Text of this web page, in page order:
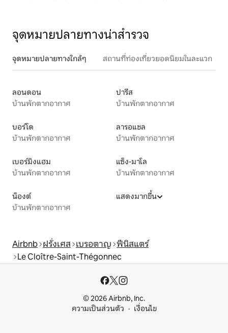
จุดหมายปลายทางน่าสำรวจ
จุดหมายปลายทางใกล้ๆ สถานที่ท่องเที่ยวยอดนิยมในละแวก
ลอนดอน
บ้านพักตากอากาศ
ปารีส
บ้านพักตากอากาศ
บอร์โด
บ้านพักตากอากาศ
ลารอแชล
บ้านพักตากอากาศ
เบอร์มิงแฮม
บ้านพักตากอากาศ
แซ็ง-มาโล
บ้านพักตากอากาศ
น็องต์
บ้านพักตากอากาศ
แสดงมากขึ้น
Airbnb ฝรั่งเศส เบรอตาญ ฟีนิสแตร์
Le Cloître-Saint-Thégonnec
© 2026 Airbnb, Inc.
ความเป็นส่วนตัว
เงื่อนไข